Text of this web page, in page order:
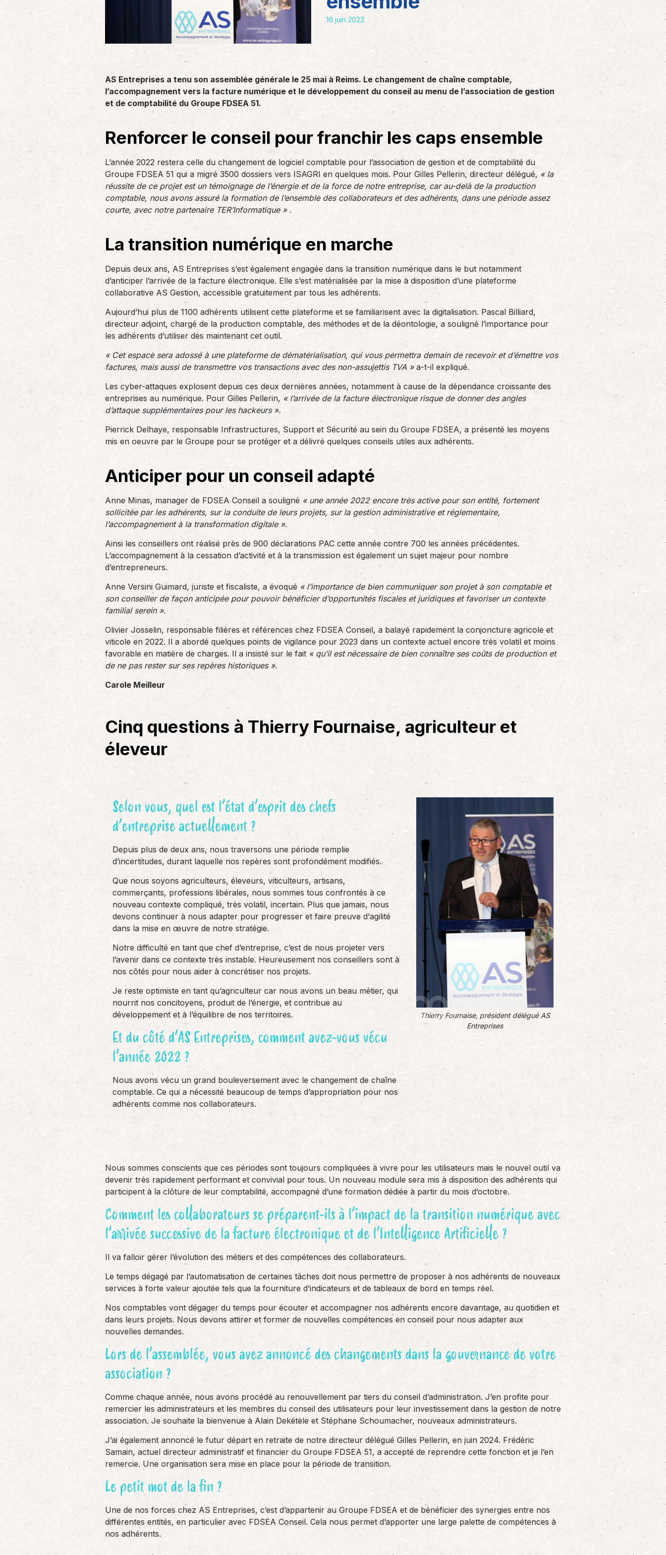
un nouvel associé…
de producteurs ou…
AS Entreprises vous…
des réglementations qui…
Accompagnement des
En tant qu’employeur, vous êtes soumis
à des obligations et à une légalisation
Solutions informatiques
Notre volonté de renforcer l’autonomie
de nos adhérents dans la tenue de leur
16 juin 2023
AS Entreprises a tenu son assemblée générale le 25 mai à Reims. Le changement de chaîne comptable,
l’accompagnement vers la facture numérique et le développement du conseil au menu de l’association de gestion
et de comptabilité du Groupe FDSEA 51.
Renforcer le conseil pour franchir les caps ensemble
L’année 2022 restera celle du changement de logiciel comptable pour l’association de gestion et de comptabilité du
Groupe FDSEA 51 qui a migré 3500 dossiers vers ISAGRI en quelques mois. Pour Gilles Pellerin, directeur délégué, « la
réussite de ce projet est un témoignage de l’énergie et de la force de notre entreprise, car au-delà de la production
comptable, nous avons assuré la formation de l’ensemble des collaborateurs et des adhérents, dans une période assez
courte, avec notre partenaire TER’Informatique » .
La transition numérique en marche
Depuis deux ans, AS Entreprises s’est également engagée dans la transition numérique dans le but notamment
d’anticiper l’arrivée de la facture électronique. Elle s’est matérialisée par la mise à disposition d’une plateforme
collaborative AS Gestion, accessible gratuitement par tous les adhérents.
Aujourd’hui plus de 1100 adhérents utilisent cette plateforme et se familiarisent avec la digitalisation. Pascal Billiard,
directeur adjoint, chargé de la production comptable, des méthodes et de la déontologie, a souligné l’importance pour
les adhérents d’utiliser dès maintenant cet outil.
« Cet espace sera adossé à une plateforme de dématérialisation, qui vous permettra demain de recevoir et d’émettre vos
factures, mais aussi de transmettre vos transactions avec des non-assujettis TVA » a-t-il expliqué.
Les cyber-attaques explosent depuis ces deux dernières années, notamment à cause de la dépendance croissante des
entreprises au numérique. Pour Gilles Pellerin, « l’arrivée de la facture électronique risque de donner des angles
d’attaque supplémentaires pour les hackeurs ».
Pierrick Delhaye, responsable Infrastructures, Support et Sécurité au sein du Groupe FDSEA, a présenté les moyens
mis en oeuvre par le Groupe pour se protéger et a délivré quelques conseils utiles aux adhérents.
Anticiper pour un conseil adapté
Anne Minas, manager de FDSEA Conseil a souligné « une année 2022 encore très active pour son entité, fortement
sollicitée par les adhérents, sur la conduite de leurs projets, sur la gestion administrative et réglementaire,
l’accompagnement à la transformation digitale ».
Ainsi les conseillers ont réalisé près de 900 déclarations PAC cette année contre 700 les années précédentes.
L’accompagnement à la cessation d’activité et à la transmission est également un sujet majeur pour nombre
d’entrepreneurs.
Anne Versini Guimard, juriste et fiscaliste, a évoqué « l’importance de bien communiquer son projet à son comptable et
son conseiller de façon anticipée pour pouvoir bénéficier d’opportunités fiscales et juridiques et favoriser un contexte
familial serein ».
Olivier Josselin, responsable filières et références chez FDSEA Conseil, a balayé rapidement la conjoncture agricole et
viticole en 2022. Il a abordé quelques points de vigilance pour 2023 dans un contexte actuel encore très volatil et moins
favorable en matière de charges. Il a insisté sur le fait « qu’il est nécessaire de bien connaître ses coûts de production et
de ne pas rester sur ses repères historiques ».
Carole Meilleur
Cinq questions à Thierry Fournaise, agriculteur et
éleveur
Selon vous, quel est l’état d’esprit des chefs
d’entreprise actuellement ?
Depuis plus de deux ans, nous traversons une période remplie
d’incertitudes, durant laquelle nos repères sont profondément modifiés.
Que nous soyons agriculteurs, éleveurs, viticulteurs, artisans,
commerçants, professions libérales, nous sommes tous confrontés à ce
nouveau contexte compliqué, très volatil, incertain. Plus que jamais, nous
devons continuer à nous adapter pour progresser et faire preuve d‘agilité
dans la mise en œuvre de notre stratégie.
Notre difficulté en tant que chef d’entreprise, c’est de nous projeter vers
l’avenir dans ce contexte très instable. Heureusement nos conseillers sont à
nos côtés pour nous aider à concrétiser nos projets.
Je reste optimiste en tant qu’agriculteur car nous avons un beau métier, qui
nourrit nos concitoyens, produit de l’énergie, et contribue au
développement et à l’équilibre de nos territoires.
Et du côté d’AS Entreprises, comment avez-vous vécu
l’année 2022 ?
Nous avons vécu un grand bouleversement avec le changement de chaîne
comptable. Ce qui a nécessité beaucoup de temps d’appropriation pour nos
adhérents comme nos collaborateurs.
Thierry Fournaise, président délégué AS
Entreprises
Nous sommes conscients que ces périodes sont toujours compliquées à vivre pour les utilisateurs mais le nouvel outil va
devenir très rapidement performant et convivial pour tous. Un nouveau module sera mis à disposition des adhérents qui
participent à la clôture de leur comptabilité, accompagné d’une formation dédiée à partir du mois d’octobre.
Comment les collaborateurs se préparent-ils à l’impact de la transition numérique avec
l’arrivée successive de la facture électronique et de l’Intelligence Artificielle ?
Il va falloir gérer l’évolution des métiers et des compétences des collaborateurs.
Le temps dégagé par l’automatisation de certaines tâches doit nous permettre de proposer à nos adhérents de nouveaux
services à forte valeur ajoutée tels que la fourniture d’indicateurs et de tableaux de bord en temps réel.
Nos comptables vont dégager du temps pour écouter et accompagner nos adhérents encore davantage, au quotidien et
dans leurs projets. Nous devons attirer et former de nouvelles compétences en conseil pour nous adapter aux
nouvelles demandes.
Lors de l’assemblée, vous avez annoncé des changements dans la gouvernance de votre
association ?
Comme chaque année, nous avons procédé au renouvellement par tiers du conseil d’administration. J’en profite pour
remercier les administrateurs et les membres du conseil des utilisateurs pour leur investissement dans la gestion de notre
association. Je souhaite la bienvenue à Alain Dekétèle et Stéphane Schoumacher, nouveaux administrateurs.
J’ai également annoncé le futur départ en retraite de notre directeur délégué Gilles Pellerin, en juin 2024. Frédéric
Samain, actuel directeur administratif et financier du Groupe FDSEA 51, a accepté de reprendre cette fonction et je l’en
remercie. Une organisation sera mise en place pour la période de transition.
Le petit mot de la fin ?
Une de nos forces chez AS Entreprises, c’est d’appartenir au Groupe FDSEA et de bénéficier des synergies entre nos
différentes entités, en particulier avec FDSEA Conseil. Cela nous permet d’apporter une large palette de compétences à
nos adhérents.